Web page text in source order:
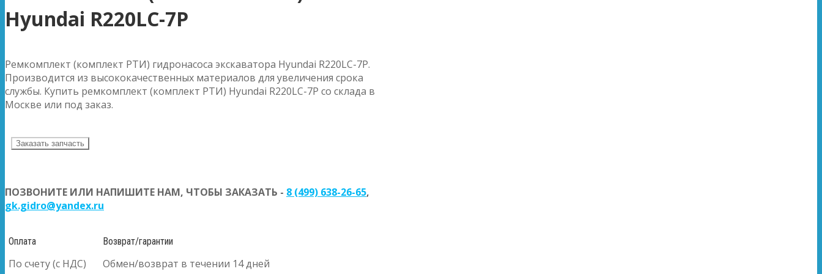
Hyundai R220LC-7P
Ремкомплект (комплект РТИ) гидронасоса экскаватора Hyundai R220LC-7P.
Производится из высококачественных материалов для увеличения срока
службы. Купить ремкомплект (комплект РТИ) Hyundai R220LC-7P со склада в
Москве или под заказ.
Заказать запчасть
ПОЗВОНИТЕ ИЛИ НАПИШИТЕ НАМ, ЧТОБЫ ЗАКАЗАТЬ - 8 (499) 638-26-65,
gk.gidro@yandex.ru
Оплата
По счету (с НДС)
Возврат/гарантии
Обмен/возврат в течении 14 дней